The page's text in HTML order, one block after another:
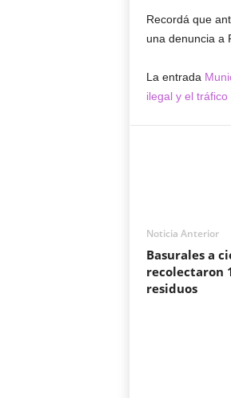
Recordá que
una denuncia a
La entrada
ilegal y el
Noticia Anterior
Basurales a
recolectaron
residuos